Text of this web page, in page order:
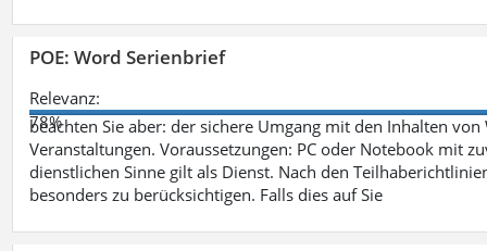
POE: Word Serienbrief
Relevanz:
78%
beachten Sie aber: der sichere Umgang mit den Inhalten
Veranstaltungen. Voraussetzungen: PC oder Notebook mit
dienstlichen Sinne gilt als Dienst. Nach den
besonders zu berücksichtigen. Falls dies auf Sie